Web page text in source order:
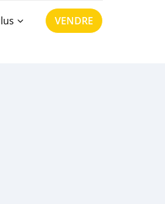
VENDRE